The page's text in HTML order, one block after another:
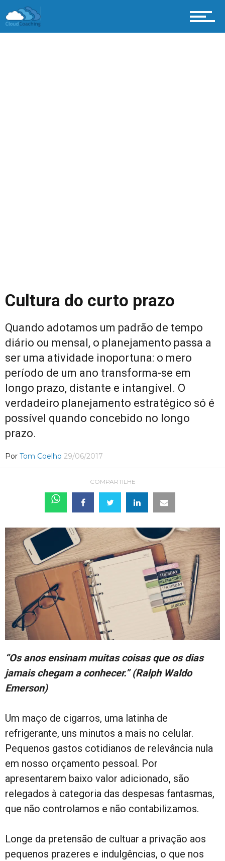
Cultura do curto prazo
Quando adotamos um padrão de tempo
diário ou mensal, o planejamento passa a
ser uma atividade inoportuna: o mero
período de um ano transforma-se em
longo prazo, distante e intangível. O
verdadeiro planejamento estratégico só é
possível quando concebido no longo
prazo.
Por Tom Coelho 29/06/2017
COMPARTILHE
“Os anos ensinam muitas coisas que os dias
jamais chegam a conhecer.” (Ralph Waldo
Emerson)
Um maço de cigarros, uma latinha de
refrigerante, uns minutos a mais no celular.
Pequenos gastos cotidianos de relevância nula
em nosso orçamento pessoal. Por
apresentarem baixo valor adicionado, são
relegados à categoria das despesas fantasmas,
que não controlamos e não contabilizamos.
Longe da pretensão de cultuar a privação aos
pequenos prazeres e indulgências, o que nos